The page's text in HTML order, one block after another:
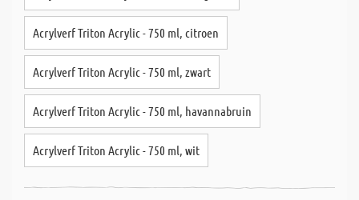
Acrylverf Triton Acrylic - 750 ml, citroen
Acrylverf Triton Acrylic - 750 ml, zwart
Acrylverf Triton Acrylic - 750 ml, havannabruin
Acrylverf Triton Acrylic - 750 ml, wit